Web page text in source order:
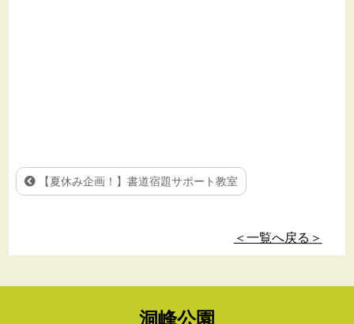
【夏休み企画！】書道宿題サポート教室
＜一覧へ戻る＞
洞峰公園